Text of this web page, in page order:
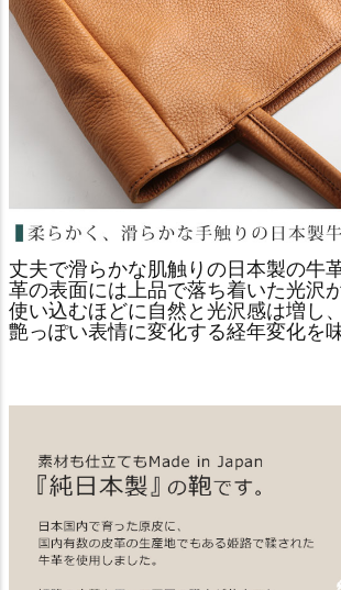
丈夫で滑らかな肌触りの日本製の牛
革の表面には上品で落ち着いた光沢が
使い込むほどに自然と光沢感は増し、
艶っぽい表情に変化する経年変化を